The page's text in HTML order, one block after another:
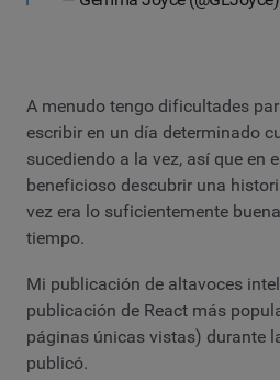
A menudo tengo dificultades
escribir en un día determinado
sucediendo a la vez, así que en
beneficioso descubrir una
vez era lo suficientemente
tiempo.
Mi publicación de altavoces
publicación de React más
páginas únicas vistas) durante
publicó.